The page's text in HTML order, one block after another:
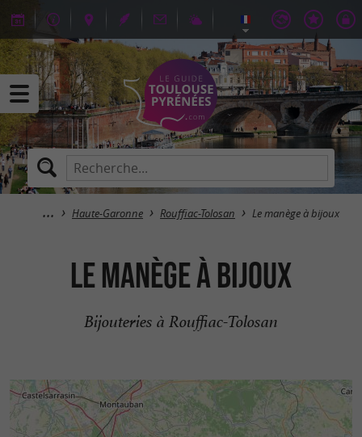
Haute-Garonne Rouffiac-Tolosan Le manège à bijoux
Le manège à bijoux
Bijouteries à Rouffiac-Tolosan